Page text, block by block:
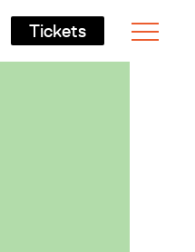
Tickets